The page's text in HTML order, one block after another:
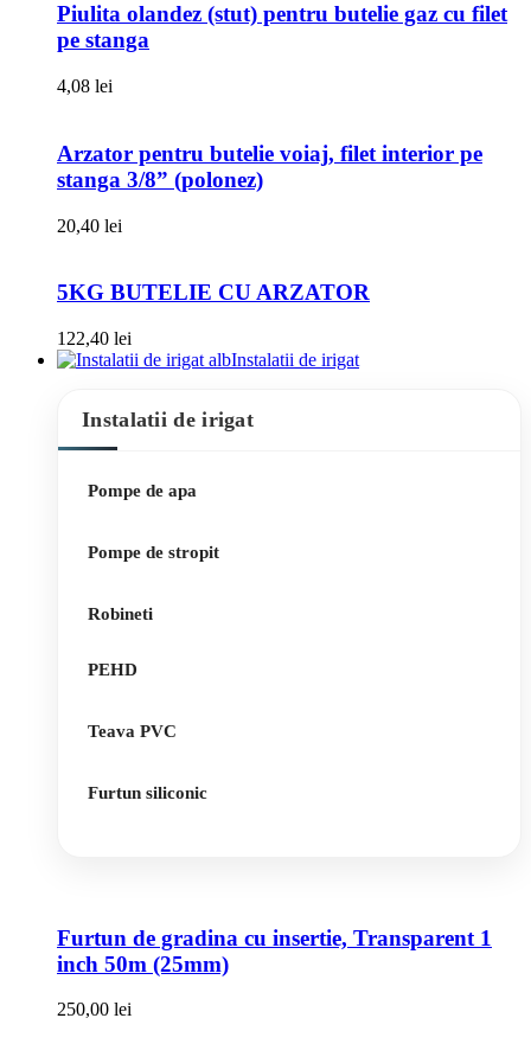
Piulita olandez (stut) pentru butelie gaz cu filet
pe stanga
4,08 lei
Arzator pentru butelie voiaj, filet interior pe
stanga 3/8” (polonez)
20,40 lei
5KG BUTELIE CU ARZATOR
122,40 lei
Instalatii de irigat
Instalatii de irigat
Pompe de apa
Pompe de stropit
Robineti
PEHD
Teava PVC
Furtun siliconic
Furtun de gradina cu insertie, Transparent 1
inch 50m (25mm)
250,00 lei